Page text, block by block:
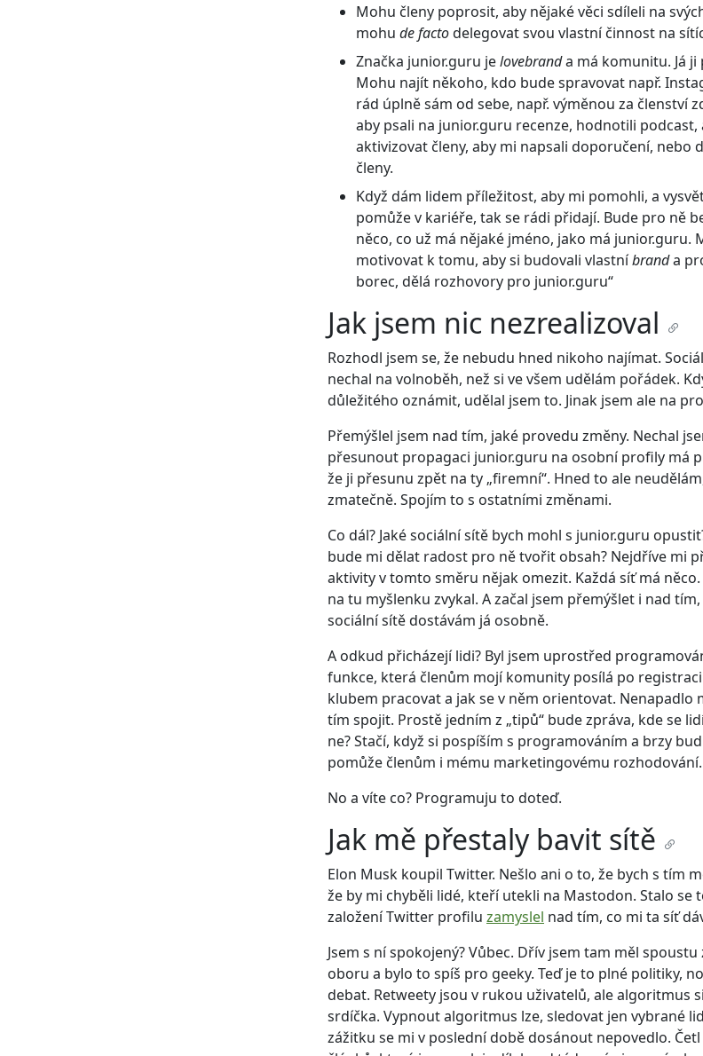
Mohu členy poprosit, aby nějaké věci sdíleli na
mohu de factodelegovat svou vlastní činnost na
Značka junior.guru jelovebranda má komunitu. Já
Mohu najít někoho, kdo bude spravovat např.
rád úplně sám od sebe, např. výměnou za členství
aby psali na junior.guru recenze, hodnotili
aktivizovat členy, aby mi napsali doporučení, nebo
členy.
Když dám lidem příležitost, aby mi pomohli, a
pomůže v kariéře, tak se rádi přidají. Bude pro ně
něco, co už má nějaké jméno, jako má junior.guru.
motivovat k tomu, aby si budovali vlastníbranda
borec, dělá rozhovory pro junior.guru“
Jak jsem nic nezrealizoval
Rozhodl jsem se, že nebudu hned nikoho najímat.
nechal na volnoběh, než si ve všem udělám pořádek.
důležitého oznámit, udělal jsem to. Jinak jsem ale na
Přemýšlel jsem nad tím, jaké provedu změny. Nechal
přesunout propagaci junior.guru na osobní profily má
že ji přesunu zpět na ty „firemní“. Hned to ale
zmatečně. Spojím to s ostatními změnami.
Co dál? Jaké sociální sítě bych mohl s junior.guru
bude mi dělat radost pro ně tvořit obsah? Nejdříve mi
aktivity v tomto směru nějak omezit. Každá síť má
na tu myšlenku zvykal. A začal jsem přemýšlet i nad
sociální sítě dostávám já osobně.
A odkud přicházejí lidi? Byl jsem uprostřed
funkce, která členům mojí komunity posílá po
klubem pracovat a jak se v něm orientovat. Nenapadlo
tím spojit. Prostě jedním z „tipů“ bude zpráva, kde se
ne? Stačí, když si pospíším s programováním a brzy
pomůže členům i mému marketingovému rozhodování.
No a víte co? Programuju to doteď.
Jak mě přestaly bavit sítě
Elon Musk koupil Twitter. Nešlo ani o to, že bych s tím
že by mi chyběli lidé, kteří utekli na Mastodon. Stalo se
založení Twitter profilu zamyslel nad tím, co mi ta síť
Jsem s ní spokojený? Vůbec. Dřív jsem tam měl
oboru a bylo to spíš pro geeky. Teď je to plné politiky,
debat. Retweety jsou v rukou uživatelů, ale algoritmus
srdíčka. Vypnout algoritmus lze, sledovat jen vybrané
zážitku se mi v poslední době dosánout nepovedlo.